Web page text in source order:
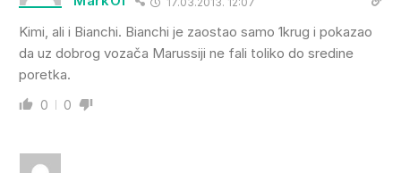
Kimi, ali i Bianchi. Bianchi je zaostao samo 1krug i pokazao
da uz dobrog vozača Marussiji ne fali toliko do sredine
poretka.
0 0